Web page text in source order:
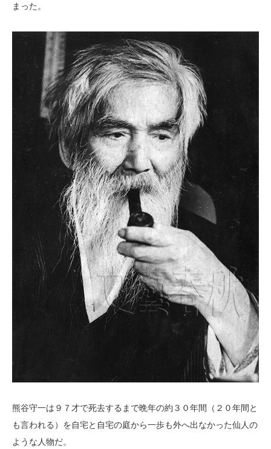
まった。
熊谷守一は９７才で死去するまで晩年の約３０年間（２０年間と
も言われる）を自宅と自宅の庭から一歩も外へ出なかった仙人の
ような人物だ。